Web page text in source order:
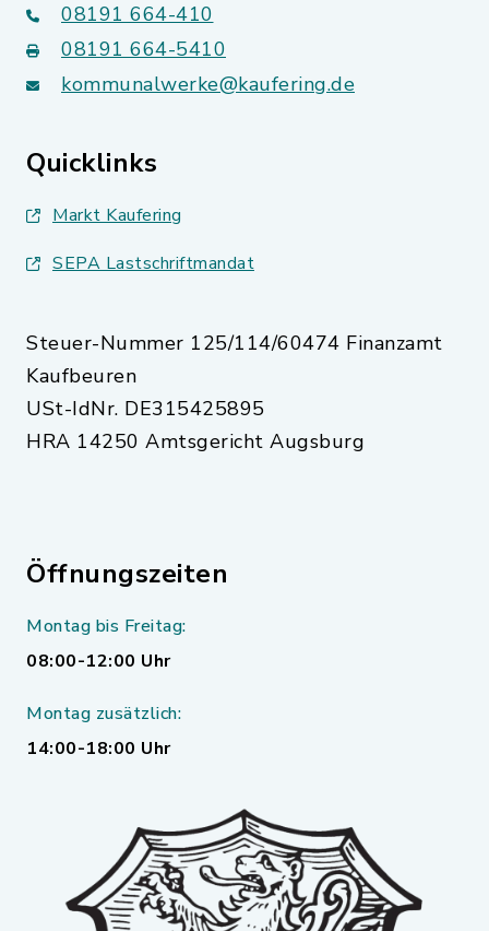
08191 664-410
08191 664-5410
kommunalwerke@kaufering.de
Quicklinks
Markt Kaufering
SEPA Lastschriftmandat
Steuer-Nummer 125/114/60474 Finanzamt
Kaufbeuren
USt-IdNr. DE315425895
HRA 14250 Amtsgericht Augsburg
Öffnungszeiten
Montag bis Freitag:
08:00-12:00 Uhr
Montag zusätzlich:
14:00-18:00 Uhr